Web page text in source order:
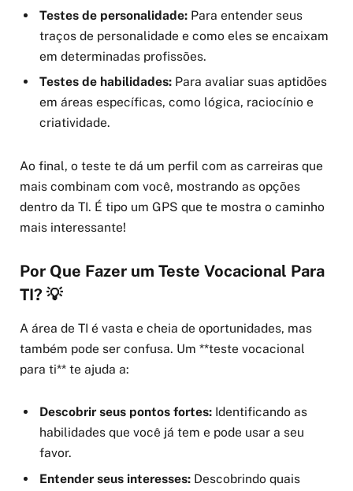
Testes de personalidade: Para entender seus
traços de personalidade e como eles se encaixam
em determinadas profissões.
Testes de habilidades: Para avaliar suas aptidões
em áreas específicas, como lógica, raciocínio e
criatividade.
Ao final, o teste te dá um perfil com as carreiras que
mais combinam com você, mostrando as opções
dentro da TI. É tipo um GPS que te mostra o caminho
mais interessante!
Por Que Fazer um Teste Vocacional Para
TI? 💡
A área de TI é vasta e cheia de oportunidades, mas
também pode ser confusa. Um **teste vocacional
para ti** te ajuda a:
Descobrir seus pontos fortes: Identificando as
habilidades que você já tem e pode usar a seu
favor.
Entender seus interesses: Descobrindo quais